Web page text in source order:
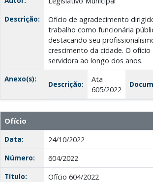
Descrição:
Ofício de agradecimento
trabalho como funcionária
destacando seu
crescimento da cidade. O
servidora ao longo dos anos.
Anexo(s):
Descrição:
Ata
605/2022
Ofício
Data:
24/10/2022
Número:
604/2022
Título:
Ofício 604/2022